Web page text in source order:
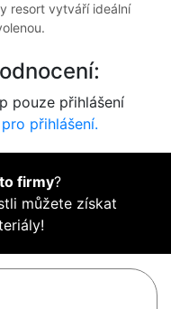
resort vytváří ideální
pouze přihlášení
přihlášení.
firmy?
můžete získat